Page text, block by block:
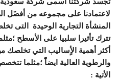
تجسد شركتنا أسمى شركة سعودية
لاعتمادنا على مجموعه من أفضَل
المنشأة التجارية الوحيدة
تترك تأثيرا سلبيا على الأسطح
أكثر أهمية الأٍساليب التي تخلصك
والرطوية العالية ايضاًًً ؛مثلما
الأتية :